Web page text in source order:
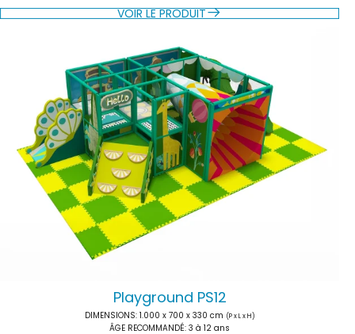
VOIR LE PRODUIT
Playground PS12
DIMENSIONS: 1.000 x 700 x 330 cm (P x L x H)
ÂGE RECOMMANDÉ: 3 à 12 ans